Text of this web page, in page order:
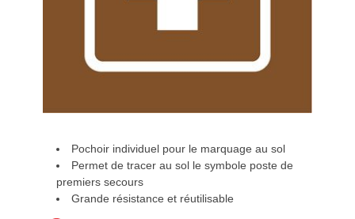
Pochoir individuel pour le marquage au sol
Permet de tracer au sol le symbole poste de
premiers secours
Grande résistance et réutilisable